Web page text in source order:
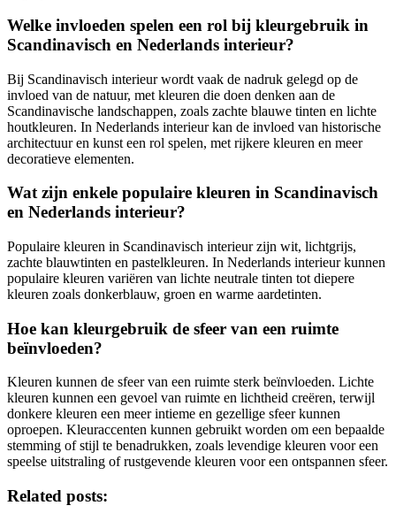
Welke invloeden spelen een rol bij kleurgebruik in
Scandinavisch en Nederlands interieur?
Bij Scandinavisch interieur wordt vaak de nadruk gelegd op de
invloed van de natuur, met kleuren die doen denken aan de
Scandinavische landschappen, zoals zachte blauwe tinten en lichte
houtkleuren. In Nederlands interieur kan de invloed van historische
architectuur en kunst een rol spelen, met rijkere kleuren en meer
decoratieve elementen.
Wat zijn enkele populaire kleuren in Scandinavisch
en Nederlands interieur?
Populaire kleuren in Scandinavisch interieur zijn wit, lichtgrijs,
zachte blauwtinten en pastelkleuren. In Nederlands interieur kunnen
populaire kleuren variëren van lichte neutrale tinten tot diepere
kleuren zoals donkerblauw, groen en warme aardetinten.
Hoe kan kleurgebruik de sfeer van een ruimte
beïnvloeden?
Kleuren kunnen de sfeer van een ruimte sterk beïnvloeden. Lichte
kleuren kunnen een gevoel van ruimte en lichtheid creëren, terwijl
donkere kleuren een meer intieme en gezellige sfeer kunnen
oproepen. Kleuraccenten kunnen gebruikt worden om een bepaalde
stemming of stijl te benadrukken, zoals levendige kleuren voor een
speelse uitstraling of rustgevende kleuren voor een ontspannen sfeer.
Related posts: